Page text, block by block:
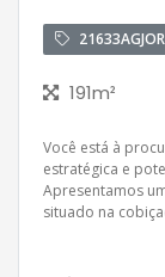
21633AGJOR
191m²
Você está à
estratégica e
Apresentamos
situado na